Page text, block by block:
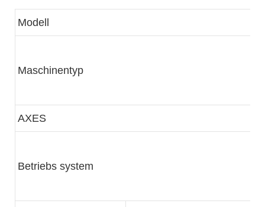
Modell
Maschinentyp
AXES
Betriebs system